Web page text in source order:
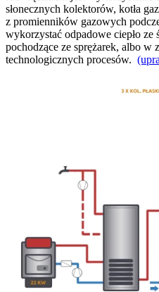
słonecznych kolektorów, kotła
z promienników gazowych
wykorzystać odpadowe ciepło ze
pochodzące ze sprężarek, albo w
technologicznych procesów.